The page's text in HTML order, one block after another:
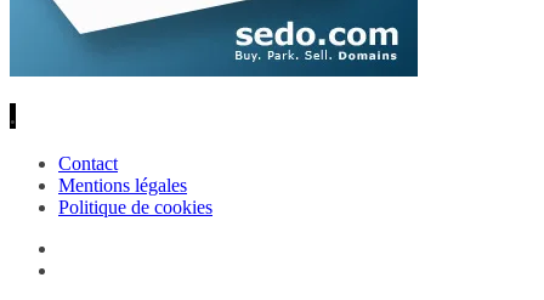
.
Contact
Mentions légales
Politique de cookies